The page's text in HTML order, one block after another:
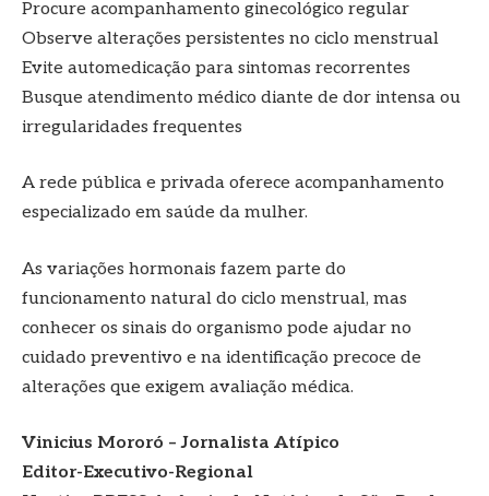
Procure acompanhamento ginecológico regular
Observe alterações persistentes no ciclo menstrual
Evite automedicação para sintomas recorrentes
Busque atendimento médico diante de dor intensa ou
irregularidades frequentes
A rede pública e privada oferece acompanhamento
especializado em saúde da mulher.
As variações hormonais fazem parte do
funcionamento natural do ciclo menstrual, mas
conhecer os sinais do organismo pode ajudar no
cuidado preventivo e na identificação precoce de
alterações que exigem avaliação médica.
Vinicius Mororó – Jornalista Atípico
Editor-Executivo-Regional